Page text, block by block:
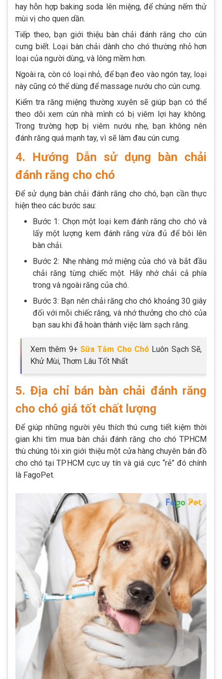
hay hỗn hợp baking soda lên miệng, để chúng nếm thử
mùi vị cho quen dần.
Tiếp theo, bạn giới thiệu bàn chải đánh răng cho cún
cưng biết. Loại bàn chải dành cho chó thường nhỏ hơn
loại của người dùng, và lông mềm hơn.
Ngoài ra, còn có loại nhỏ, để bạn đeo vào ngón tay, loại
này cũng có thể dùng để massage nướu cho cún cưng.
Kiểm tra răng miệng thường xuyên sẽ giúp bạn có thể
theo dõi xem cún nhà mình có bị viêm lợi hay không.
Trong trường hợp bị viêm nướu nhẹ, bạn không nên
đánh răng quá mạnh tay, vì sẽ làm đau cún cưng.
4. Hướng Dẫn sử dụng bàn chải
đánh răng cho chó
Để sử dụng bàn chải đánh răng cho chó, bạn cần thực
hiện theo các bước sau:
Bước 1: Chọn một loại kem đánh răng cho chó và
lấy một lượng kem đánh răng vừa đủ để bôi lên
bàn chải.
Bước 2: Nhẹ nhàng mở miệng của chó và bắt đầu
chải răng từng chiếc một. Hãy nhớ chải cả phía
trong và ngoài răng của chó.
Bước 3: Bạn nên chải răng cho chó khoảng 30 giây
đối với mỗi chiếc răng, và nhớ thưởng cho chó của
bạn sau khi đã hoàn thành việc làm sạch răng.
Xem thêm 9+ Sữa Tắm Cho Chó Luôn Sạch Sẽ,
Khử Mùi, Thơm Lâu Tốt Nhất
5. Địa chỉ bán bàn chải đánh răng
cho chó giá tốt chất lượng
Để giúp những người yêu thích thú cưng tiết kiệm thời
gian khi tìm mua bàn chải đánh răng cho chó TPHCM
thù chúng tôi xin giới thiệu một cửa hàng chuyên bán đồ
cho chó tại TPHCM cực uy tín và giá cực “rẻ” đó chính
là FagoPet.